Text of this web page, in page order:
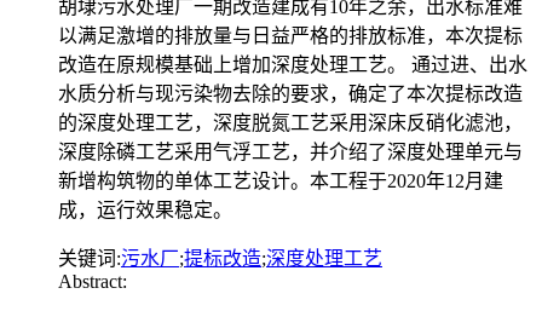
胡埭污水处理厂一期改造建成有10年之余，出水标准难
以满足激增的排放量与日益严格的排放标准，本次提标
改造在原规模基础上增加深度处理工艺。 通过进、出水
水质分析与现污染物去除的要求，确定了本次提标改造
的深度处理工艺，深度脱氮工艺采用深床反硝化滤池，
深度除磷工艺采用气浮工艺，并介绍了深度处理单元与
新增构筑物的单体工艺设计。本工程于2020年12月建
成，运行效果稳定。
关键词:污水厂;提标改造;深度处理工艺
Abstract: